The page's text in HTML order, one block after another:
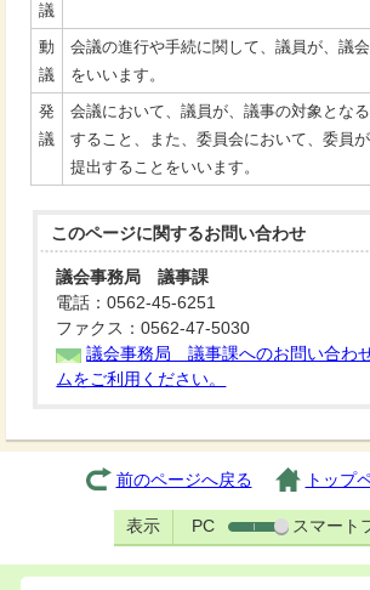
議
動
議
会議の進行や手続に関して、議員が、議
をいいます。
発
議
会議において、議員が、議事の対象とな
すること、また、委員会において、委員
提出することをいいます。
このページに関するお問い合わせ
議会事務局 議事課
電話：0562-45-6251
ファクス：0562-47-5030
議会事務局 議事課へのお問い合わ
ムをご利用ください。
前のページへ戻る トップ
表示 PC スマート